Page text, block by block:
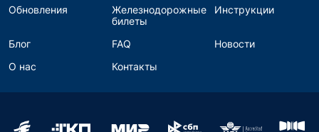
Обновления
Железнодорожные
билеты
Инструкции
Блог FAQ
Новости
О нас
Контакты